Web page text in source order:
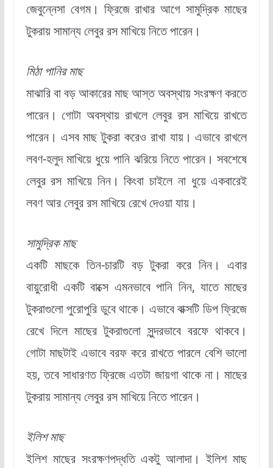
জেবুন্নেসা বেগম। ফ্রিজে রাখার আগে সামুদ্রিক মাছের
টুকরায় সামান্য লেবুর রস মাখিয়ে নিতে পারেন।
মিঠা পানির মাছ
মাঝারি বা বড় আকারের মাছ আস্ত অবস্থায় সংরক্ষণ করতে
পারেন। গোটা অবস্থায় রাখলে লেবুর রস মাখিয়ে রাখতে
পারেন। এসব মাছ টুকরা করেও রাখা যায়। এভাবে রাখলে
লবণ-হলুদ মাখিয়ে ধুয়ে পানি ঝরিয়ে নিতে পারেন। সবশেষে
লেবুর রস মাখিয়ে নিন। কিংবা চাইলে না ধুয়ে একবারেই
লবণ আর লেবুর রস মাখিয়ে রেখে দেওয়া যায়।
সামুদ্রিক মাছ
একটি মাছকে তিন-চারটি বড় টুকরা করে নিন। এবার
বায়ুরোধী একটি বাক্সে এমনভাবে পানি নিন, যাতে মাছের
টুকরাগুলো পুরোপুরি ডুবে থাকে। এভাবে বাক্সটি ডিপ ফ্রিজে
রেখে দিলে মাছের টুকরাগুলো সুন্দরভাবে বরফে থাকবে।
গোটা মাছটাই এভাবে বরফ করে রাখতে পারলে বেশি ভালো
হয়, তবে সাধারণত ফ্রিজে এতটা জায়গা থাকে না। মাছের
টুকরায় সামান্য লেবুর রস মাখিয়ে নিতে পারেন।
ইলিশ মাছ
ইলিশ মাছের সংরক্ষণপদ্ধতি একটু আলাদা। ইলিশ মাছ